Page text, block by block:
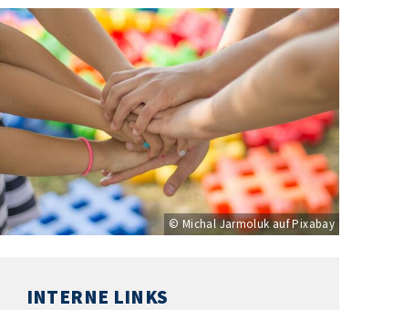
© Michal Jarmoluk auf Pixabay
INTERNE LINKS